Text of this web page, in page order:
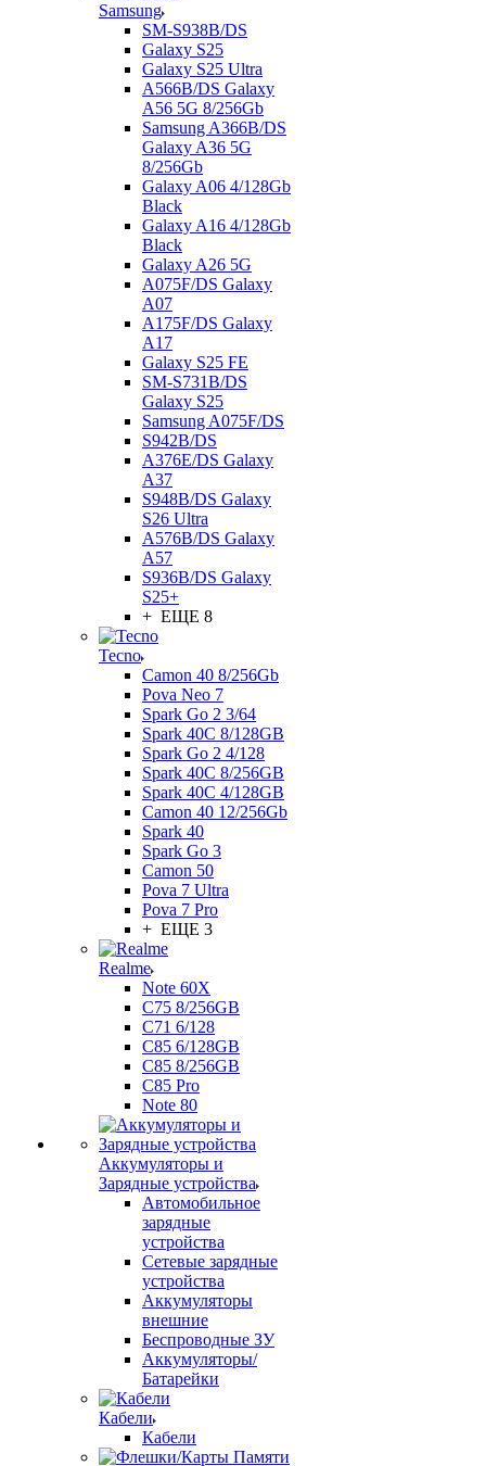
Samsung
SM-S938B/DS
Galaxy S25
Galaxy S25 Ultra
A566B/DS Galaxy
A56 5G 8/256Gb
Samsung A366B/DS
Galaxy A36 5G
8/256Gb
Galaxy A06 4/128Gb
Black
Galaxy A16 4/128Gb
Black
Galaxy A26 5G
A075F/DS Galaxy
A07
A175F/DS Galaxy
A17
Galaxy S25 FE
SM-S731B/DS
Galaxy S25
Samsung A075F/DS
S942B/DS
A376E/DS Galaxy
A37
S948B/DS Galaxy
S26 Ultra
A576B/DS Galaxy
A57
S936B/DS Galaxy
S25+
+ ЕЩЕ 8
Tecno
Camon 40 8/256Gb
Pova Neo 7
Spark Go 2 3/64
Spark 40C 8/128GB
Spark Go 2 4/128
Spark 40C 8/256GB
Spark 40C 4/128GB
Camon 40 12/256Gb
Spark 40
Spark Go 3
Camon 50
Pova 7 Ultra
Pova 7 Pro
+ ЕЩЕ 3
Realme
Note 60X
C75 8/256GB
C71 6/128
C85 6/128GB
C85 8/256GB
C85 Pro
Note 80
Аккумуляторы и
Зарядные устройства
Автомобильное
зарядные
устройства
Сетевые зарядные
устройства
Аккумуляторы
внешние
Беспроводные ЗУ
Аккумуляторы/
Батарейки
Кабели
Кабели